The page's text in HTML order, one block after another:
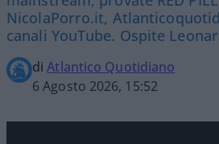
NicolaPorro.it,
canali YouTube. Ospite
diAtlantico Quotidiano
6 Agosto 2026, 15:52